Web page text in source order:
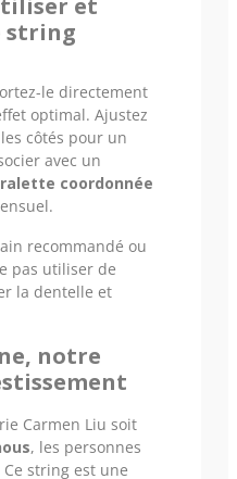
et
string
le directement
optimal. Ajustez
côtés pour un
avec un
coordonnée
recommandé ou
pas utiliser de
la dentelle et
notre
Carmen Liu soit
, les personnes
string est une